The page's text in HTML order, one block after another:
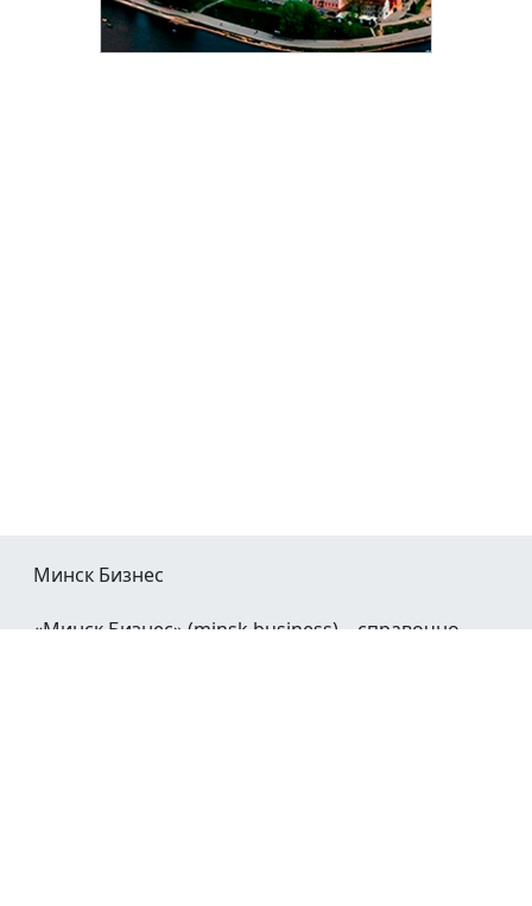
Минск Бизнес
«Минск Бизнес» (minsk.business) – справочно-